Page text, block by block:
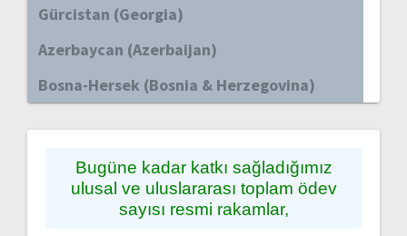
Gürcistan (Georgia)
Azerbaycan (Azerbaijan)
Bosna-Hersek (Bosnia & Herzegovina)
Bugüne kadar katkı sağladığımız
ulusal ve uluslararası toplam ödev
sayısı resmi rakamlar,